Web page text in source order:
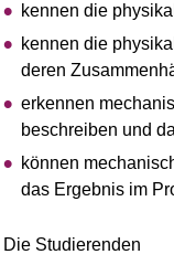
kennen die
kennen die
deren
erkennen
beschreiben und
können
das Ergebnis im
Die Studierenden